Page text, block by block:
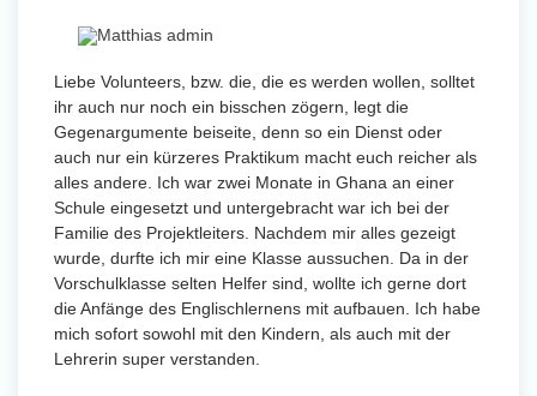
Liebe Volunteers, bzw. die, die es werden wollen, solltet
ihr auch nur noch ein bisschen zögern, legt die
Gegenargumente beiseite, denn so ein Dienst oder
auch nur ein kürzeres Praktikum macht euch reicher als
alles andere. Ich war zwei Monate in Ghana an einer
Schule eingesetzt und untergebracht war ich bei der
Familie des Projektleiters. Nachdem mir alles gezeigt
wurde, durfte ich mir eine Klasse aussuchen. Da in der
Vorschulklasse selten Helfer sind, wollte ich gerne dort
die Anfänge des Englischlernens mit aufbauen. Ich habe
mich sofort sowohl mit den Kindern, als auch mit der
Lehrerin super verstanden.